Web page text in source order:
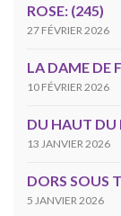
ROSE: (245)
27 FÉVRIER 2026
LA DAME DE
10 FÉVRIER 2026
DU HAUT DU
13 JANVIER 2026
DORS SOUS
5 JANVIER 2026